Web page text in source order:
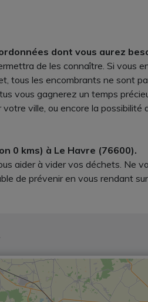
dont vous aurez
de les connaître. Si vous
tous les encombrants ne sont
vous gagnerez un temps
ville, ou encore la possibilité
0 kms) à Le Havre (76600).
aider à vider vos déchets. Ne
de prévenir en vous rendant